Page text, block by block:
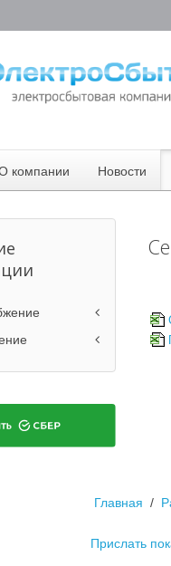
компании Новости
база
ОЗП
Главная
Прислать